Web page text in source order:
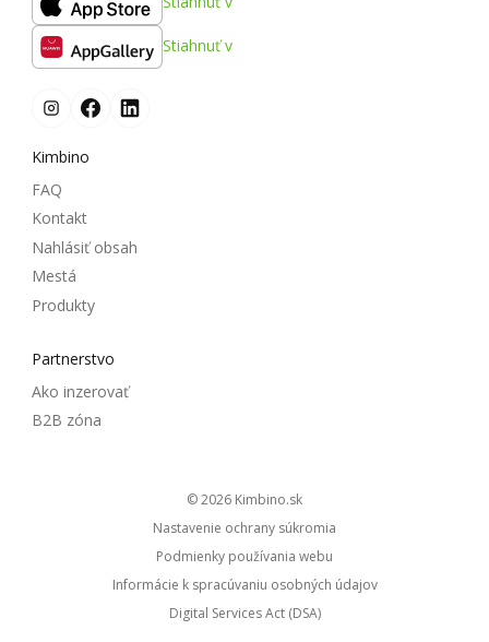
Stiahnuť v
Kimbino
FAQ
Kontakt
Nahlásiť obsah
Mestá
Produkty
Partnerstvo
Ako inzerovať
B2B zóna
© 2026
kimbino.sk
Nastavenie ochrany súkromia
Podmienky používania webu
Informácie k spracúvaniu osobných údajov
Digital Services Act (DSA)